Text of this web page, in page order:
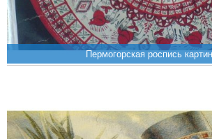
Пермогорская роспись